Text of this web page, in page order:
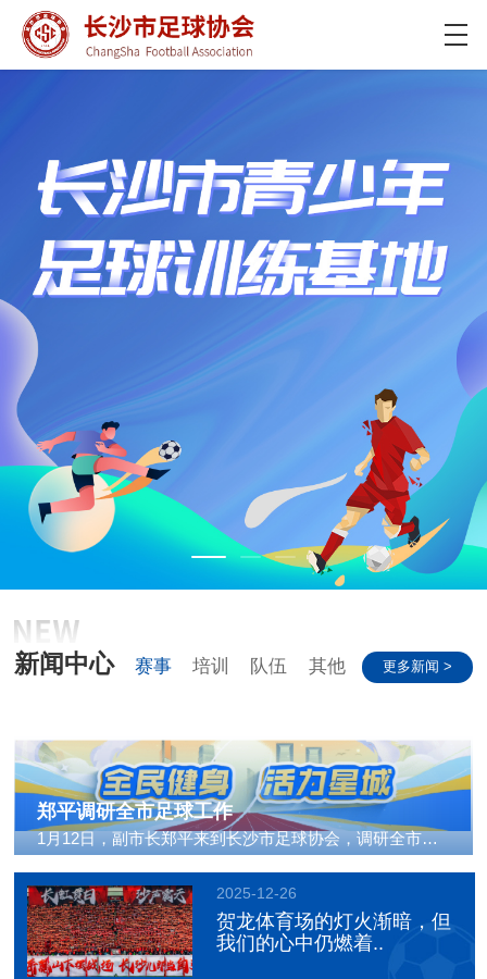
新闻中心 赛事 培训 队伍 其他 更多新闻 >
郑平调研全市足球工作
1月12日，副市长郑平来到长沙市足球协会，调研全市足球..
2025-12-26
贺龙体育场的灯火渐暗，但
我们的心中仍燃着..